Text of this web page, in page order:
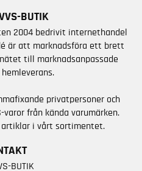
BUTIK
2004 bedrivit internethandel
är att marknadsföra ett brett
till marknadsanpassade
privatpersoner och
från kända varumärken.
artiklar i vårt sortimentet.
BUTIK